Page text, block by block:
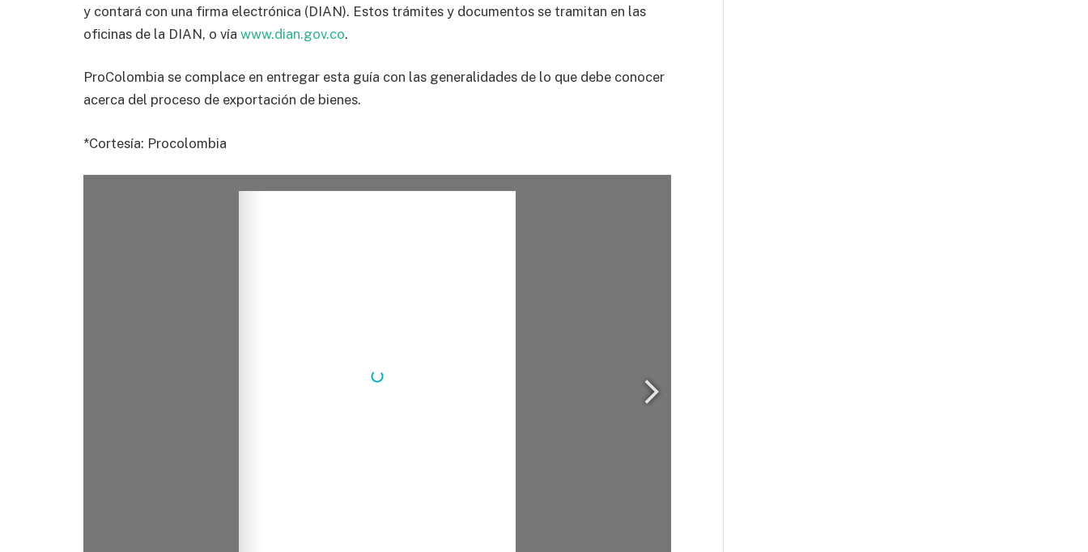
y contará con una firma electrónica (DIAN). Estos trámites y documentos se tramitan en las
oficinas de la DIAN, o vía www.dian.gov.co.
ProColombia se complace en entregar esta guía con las generalidades de lo que debe conocer
acerca del proceso de exportación de bienes.
*Cortesía: Procolombia